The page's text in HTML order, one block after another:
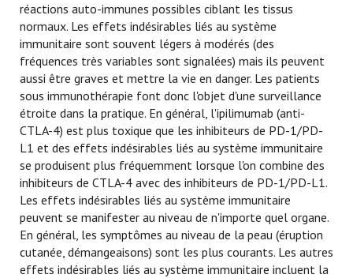
réactions auto-immunes possibles ciblant les tissus
normaux. Les effets indésirables liés au système
immunitaire sont souvent légers à modérés (des
fréquences très variables sont signalées) mais ils peuvent
aussi être graves et mettre la vie en danger. Les patients
sous immunothérapie font donc l'objet d'une surveillance
étroite dans la pratique. En général, l'ipilimumab (anti-
CTLA-4) est plus toxique que les inhibiteurs de PD-1/PD-
L1 et des effets indésirables liés au système immunitaire
se produisent plus fréquemment lorsque l'on combine des
inhibiteurs de CTLA-4 avec des inhibiteurs de PD-1/PD-L1.
Les effets indésirables liés au système immunitaire
peuvent se manifester au niveau de n'importe quel organe.
En général, les symptômes au niveau de la peau (éruption
cutanée, démangeaisons) sont les plus courants. Les autres
effets indésirables liés au système immunitaire incluent la